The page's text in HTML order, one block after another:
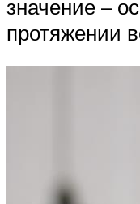
значение –
протяжении